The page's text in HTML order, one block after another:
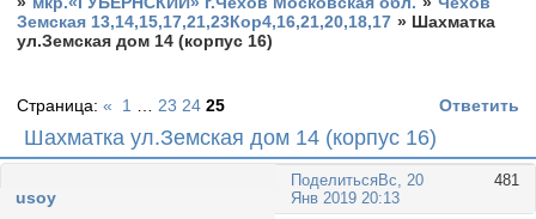
Земская 13,14,15,17,21,23Кор4,16,21,20,18,17 » Шахматка
ул.Земская дом 14 (корпус 16)
Шахматка ул.Земская дом 14 (корпус 16)
Страница:« 1 23 24 25 Ответить
Поделиться 481
Вс, 20
Янв 2019 20:13
usoy